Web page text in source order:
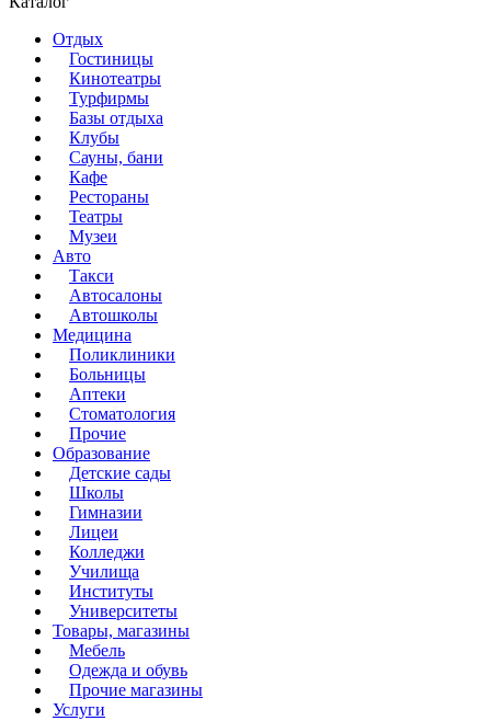
Отдых
Гостиницы
Кинотеатры
Турфирмы
Базы отдыха
Клубы
Сауны, бани
Кафе
Рестораны
Театры
Музеи
Авто
Такси
Автосалоны
Автошколы
Медицина
Поликлиники
Больницы
Аптеки
Стоматология
Прочие
Образование
Детские сады
Школы
Гимназии
Лицеи
Колледжи
Училища
Институты
Университеты
Товары, магазины
Мебель
Одежда и обувь
Прочие магазины
Услуги